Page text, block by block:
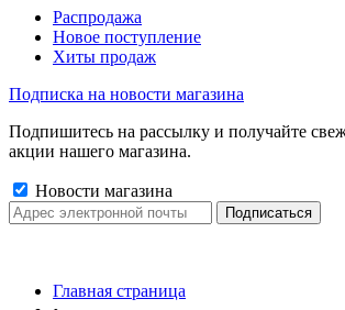
Распродажа
Новое поступление
Хиты продаж
Подписка на новости магазина
Подпишитесь на рассылку и получайте
акции нашего магазина.
Новости магазина
Главная страница